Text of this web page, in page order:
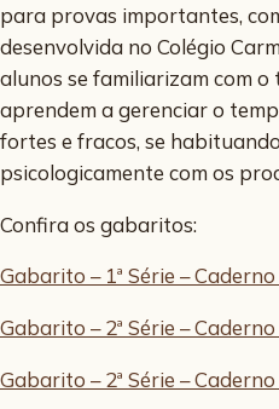
para provas importantes,
desenvolvida no Colégio
alunos se familiarizam com o
aprendem a gerenciar o
fortes e fracos, se
psicologicamente com os
Confira os gabaritos:
Gabarito – 1ª Série – Caderno
Gabarito – 2ª Série –
Gabarito – 2ª Série –